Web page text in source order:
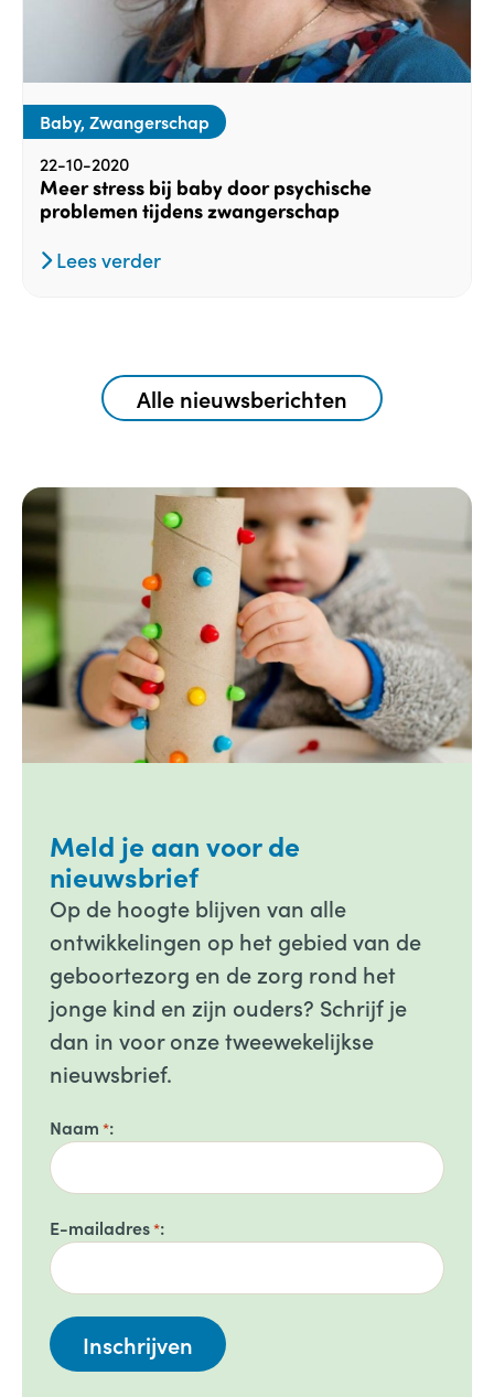
Baby, Zwangerschap
22-10-2020
Meer stress bij baby door psychische
problemen tijdens zwangerschap
Lees verder
Alle nieuwsberichten
Meld je aan voor de
nieuwsbrief
Op de hoogte blijven van alle
ontwikkelingen op het gebied van de
geboortezorg en de zorg rond het
jonge kind en zijn ouders? Schrijf je
dan in voor onze tweewekelijkse
nieuwsbrief.
Naam *
E-mailadres*